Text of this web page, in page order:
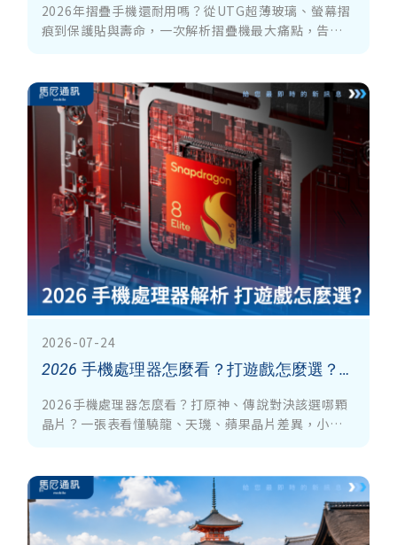
2026年摺疊手機還耐用嗎？從UTG超薄玻璃、螢幕摺
痕到保護貼與壽命，一次解析摺疊機最大痛點，告訴
2026-07-24
2026 手機處理器怎麼看？打遊戲怎麼選？一般人也能秒懂的挑機與效能選購指南
2026手機處理器怎麼看？打原神、傳說對決該選哪顆
晶片？一張表看懂驍龍、天璣、蘋果晶片差異，小白